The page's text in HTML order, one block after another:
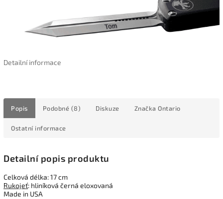
Detailní informace
Popis Podobné (8) Diskuze Značka Ontario
Ostatní informace
Detailní popis produktu
Celková délka: 17 cm
Rukojeť: hliníková černá eloxovaná
Made in USA